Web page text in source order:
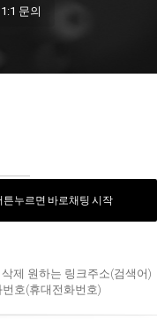
1:1 문의
누르면 바로채팅 시작
제 원하는 링크주소(검색어)
호(휴대전화번호)